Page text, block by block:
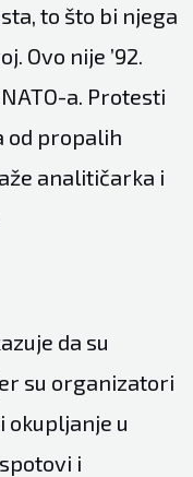
to što bi njega
Ovo nije ’92.
a. Protesti
od propalih
analitičarka i
da su
su organizatori
okupljanje u
i